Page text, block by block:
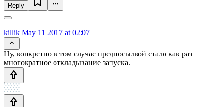
Reply
killik May 11 2017 at 02:07
Ну, конкретно в том случае предпосылкой стало как раз
многократное откладывание запуска.